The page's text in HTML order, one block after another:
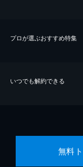
プロが選ぶおすすめ特集
いつでも解約できる
無料